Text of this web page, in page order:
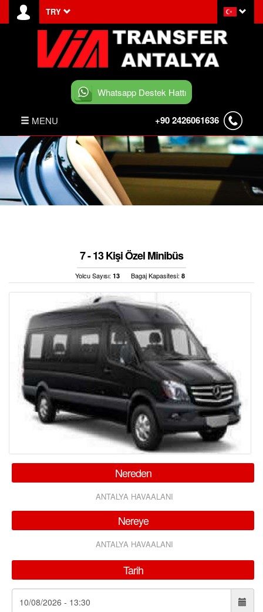
TRY
Whatsapp Destek Hattı
MENU +90 2426061636
ANASAYFA
HABERLER
BELEK TRANSFER
ÜYE GİRİŞİ / KAYIT
7 - 13 Kişi Özel Minibüs
Yolcu Sayısı: 13 Bagaj Kapasitesi: 8
Nereden
ANTALYA HAVAALANI
Nereye
ANTALYA HAVAALANI
Tarih